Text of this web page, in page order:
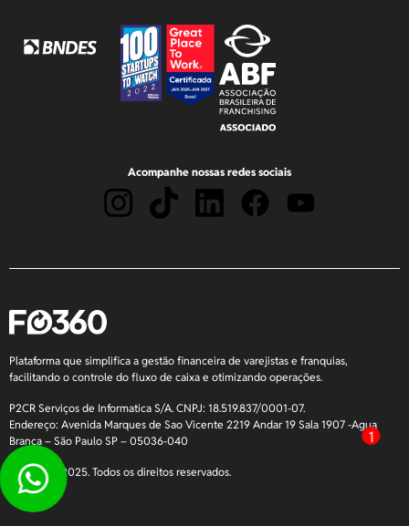
Acompanhe nossas redes sociais
Plataforma que simplifica a gestão financeira de varejistas e franquias,
facilitando o controle do fluxo de caixa e otimizando operações.
P2CR Serviços de Informatica S/A. CNPJ: 18.519.837/0001-07.
Endereço: Avenida Marques de Sao Vicente 2219 Andar 19 Sala 1907 -Agua
Branca – São Paulo SP – 05036-040
Copyright 2025. Todos os direitos reservados.
1